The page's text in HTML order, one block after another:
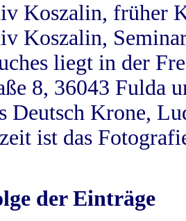
Koszalin, früher
Koszalin,
liegt in der
8, 36043 Fulda
Deutsch Krone,
ist das
der Einträge